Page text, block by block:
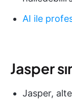
AI ile
Jasper
Jasper,